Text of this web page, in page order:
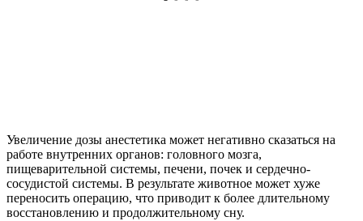
Увеличение дозы анестетика может негативно сказаться на
работе внутренних органов: головного мозга,
пищеварительной системы, печени, почек и сердечно-
сосудистой системы. В результате животное может хуже
переносить операцию, что приводит к более длительному
восстановлению и продолжительному сну.